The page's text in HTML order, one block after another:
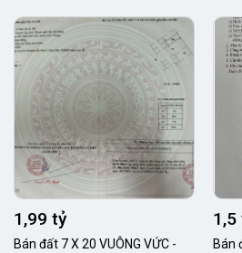
1,99 tỷ
Bán đất 7 X 20 VUÔNG VỨC -
Bán